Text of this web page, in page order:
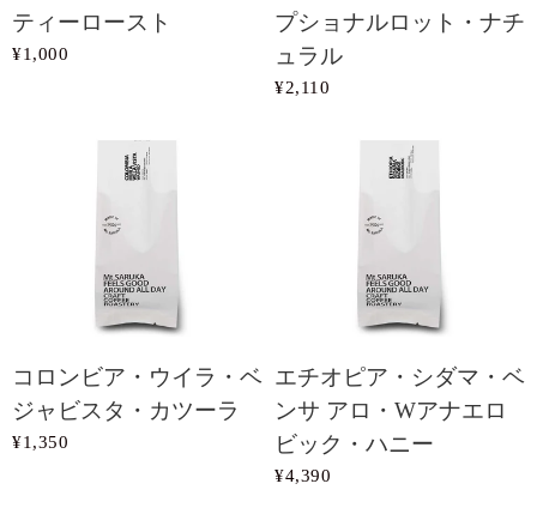
ティーロースト
¥1,000
プショナルロット・ナチ
ュラル
¥2,110
コロンビア・ウイラ・ベ
ジャビスタ・カツーラ
¥1,350
エチオピア・シダマ・ベ
ンサ アロ・Wアナエロ
ビック・ハニー
¥4,390